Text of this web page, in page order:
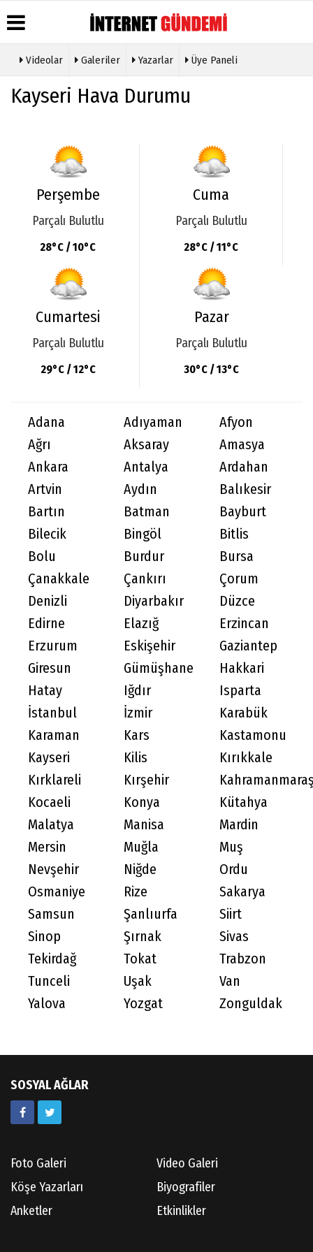
Üye Paneli
Haber
Arşivi
Günün
Haberleri
Durumu
Yazarları
Galeri
Etkinlikler
Videolar Galeriler Yazarlar Üye Paneli
Kayseri Hava Durumu
Perşembe
Parçalı Bulutlu
28°C / 10°C
Cuma
Parçalı Bulutlu
28°C / 11°C
Cumartesi
Parçalı Bulutlu
29°C / 12°C
Pazar
Parçalı Bulutlu
30°C / 13°C
Adana Adıyaman
Afyon
Ağrı
Aksaray
Amasya
Ankara
Antalya
Ardahan
Artvin
Aydın
Balıkesir
Bartın
Batman
Bayburt
Bilecik
Bingöl
Bitlis
Bolu
Burdur
Bursa
Çanakkale
Çankırı
Çorum
Denizli
Diyarbakır
Düzce
Edirne
Elazığ
Erzincan
Erzurum
Eskişehir
Gaziantep
Giresun
Gümüşhane
Hakkari
Hatay
Iğdır
Isparta
İstanbul
İzmir
Karabük
Karaman
Kars
Kastamonu
Kayseri
Kilis
Kırıkkale
Kırklareli
Kırşehir
Kocaeli
Konya
Kütahya
Malatya
Manisa
Mardin
Mersin
Muğla
Muş
Nevşehir
Niğde
Ordu
Osmaniye
Rize
Sakarya
Samsun
Şanlıurfa
Siirt
Sinop
Şırnak
Sivas
Tekirdağ
Tokat
Trabzon
Tunceli
Uşak
Van
Yalova
Yozgat Zonguldak
SOSYAL AĞLAR
Foto Galeri
Video Galeri
Köşe Yazarları
Biyografiler
Anketler
Etkinlikler